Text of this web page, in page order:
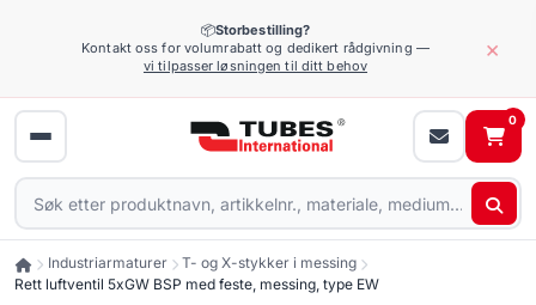
📦Storbestilling?
Kontakt oss for volumrabatt og dedikert rådgivning —
vi tilpasser løsningen til ditt behov
×
0
Industriarmaturer
T- og X-stykker i messing
Rett luftventil 5xGW BSP med feste, messing, type EW